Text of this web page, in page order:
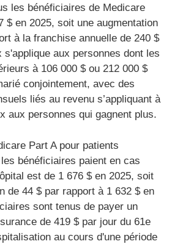
les bénéficiaires de Medicare
$ en 2025, soit une augmentation
à la franchise annuelle de 240 $
s'applique aux personnes dont les
à 106 000 $ ou 212 000 $
conjointement, avec des
liés au revenu s’appliquant à
aux personnes qui gagnent plus.
Part A pour patients
bénéficiaires paient en cas
est de 1 676 $ en 2025, soit
de 44 $ par rapport à 1 632 $ en
sont tenus de payer un
de 419 $ par jour du 61e
au cours d'une période